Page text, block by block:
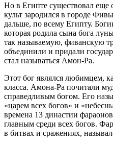
Но в Египте существовал
культ зародился в городе
дальше, по всему Египту.
которая родила сына бога
так называемую, фиванскую
объединили и придали
стал называться Амон-Ра.
Этот бог являлся любимцем,
класса. Амона-Ра почитали
справедливым богом. Его
«царем всех богов» и
времена 13 династии
главным среди всех богов.
в битвах и сражениях,